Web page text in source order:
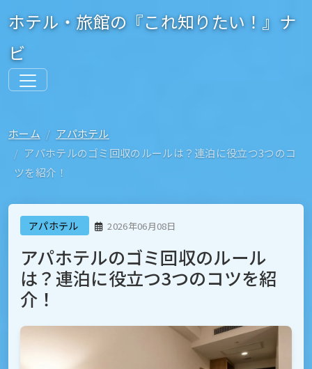
ホテル・旅館の『これ知りたい！』ナ
ビ
ホーム
アパホテル
アパホテルのゴミ回収のルールは？連泊に役立つ3つのコ
ツを紹介！
アパホテル 2026年06月08日
アパホテルのゴミ回収のルール
は？連泊に役立つ3つのコツを紹
介！